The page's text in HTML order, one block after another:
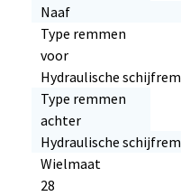
Naaf
Type remmen
voor
Hydraulische schijfrem
Type remmen
achter
Hydraulische schijfrem
Wielmaat
28